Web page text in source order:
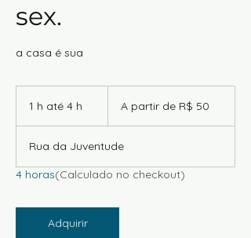
sex.
a casa é sua
1 h até 4 h
é
4
h
Reais
A partir de R$ 50
Rua da Juventude
4 horas(Calculado no checkout)
Adquirir